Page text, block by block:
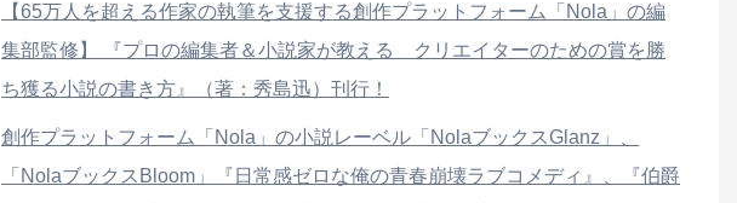
【65万人を超える作家の執筆を支援する創作プラットフォーム「Nola」の編
集部監修】 『プロの編集者＆小説家が教える クリエイターのための賞を勝
ち獲る小説の書き方』（著：秀島迅）刊行！
創作プラットフォーム「Nola」の小説レーベル「NolaブックスGlanz」、
「NolaブックスBloom」『日常感ゼロな俺の青春崩壊ラブコメディ』、『伯爵